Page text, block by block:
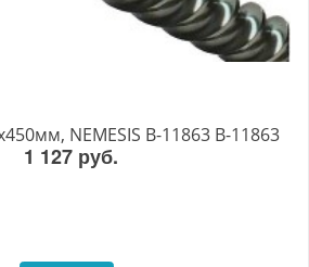
NEMESIS B-11863 B-11863
1 127 руб.